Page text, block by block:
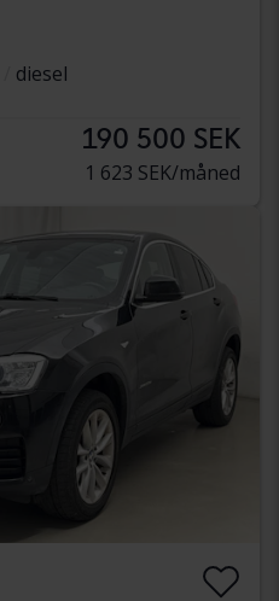
diesel
190 500 SEK
1 623 SEK/måned